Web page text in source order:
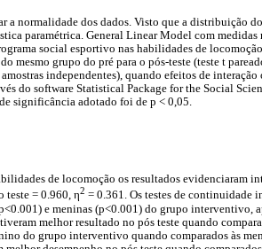
normalidade dos dados. Visto que a distribuição
paramétrica. General Linear Model com
social esportivo nas habilidades de
mesmo grupo do pré para o pós-teste (teste t
independentes), quando efeitos de
do software Statistical Package for the Social
significância adotado foi de p < 0,05.
de locomoção os resultados evidenciaram
teste = 0.960, η2 = 0.361. Os testes de continuidade
e meninas (p<0.001) do grupo interventivo,
melhor resultado no pós teste quando
do grupo interventivo quando comparados às